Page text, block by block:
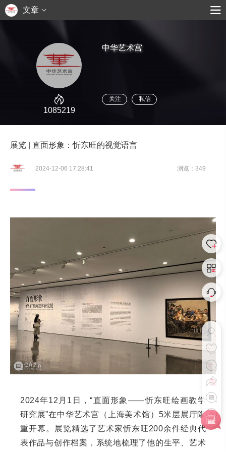
文章
1085219
中华艺术宫
关注 私信
展览 | 直面形象：忻东旺的视觉语言
2024-12-06 17:28:41 浏览：349
2024年12月1日，“直面形象——忻东旺绘画教学
研究展”在中华艺术宫（上海美术馆）5米层展厅隆
重开幕。展览精选了艺术家忻东旺200余件经典代
表作品与创作档案，系统地梳理了他的生平、艺术